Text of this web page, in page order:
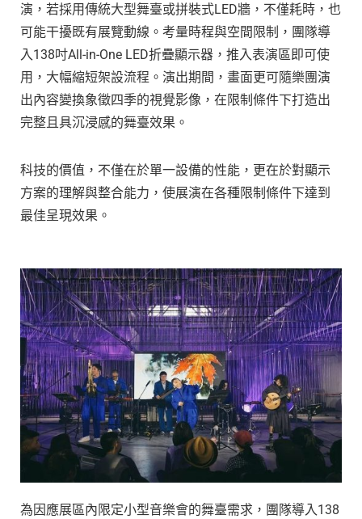
演，若採用傳統大型舞臺或拼裝式LED牆，不僅耗時，也
可能干擾既有展覽動線。考量時程與空間限制，團隊導
入138吋All-in-One LED折疊顯示器，推入表演區即可使
用，大幅縮短架設流程。演出期間，畫面更可隨樂團演
出內容變換象徵四季的視覺影像，在限制條件下打造出
完整且具沉浸感的舞臺效果。
科技的價值，不僅在於單一設備的性能，更在於對顯示
方案的理解與整合能力，使展演在各種限制條件下達到
最佳呈現效果。
為因應展區內限定小型音樂會的舞臺需求，團隊導入138